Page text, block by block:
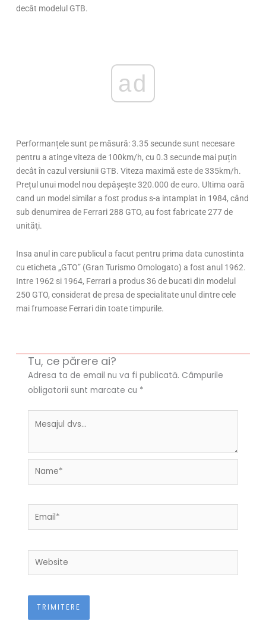
decât modelul GTB.
ad
Performanțele sunt pe măsură: 3.35 secunde sunt necesare
pentru a atinge viteza de 100km/h, cu 0.3 secunde mai puțin
decât în cazul versiunii GTB. Viteza maximă este de 335km/h.
Prețul unui model nou depășește 320.000 de euro. Ultima oară
cand un model similar a fost produs s-a intamplat in 1984, când
sub denumirea de Ferrari 288 GTO, au fost fabricate 277 de
unităţi.
Insa anul in care publicul a facut pentru prima data cunostinta
cu eticheta „GTO” (Gran Turismo Omologato) a fost anul 1962.
Intre 1962 si 1964, Ferrari a produs 36 de bucati din modelul
250 GTO, considerat de presa de specialitate unul dintre cele
mai frumoase Ferrari din toate timpurile.
Tu, ce părere ai?
Adresa ta de email nu va fi publicată. Câmpurile
obligatorii sunt marcate cu *
Name*
Email*
Website